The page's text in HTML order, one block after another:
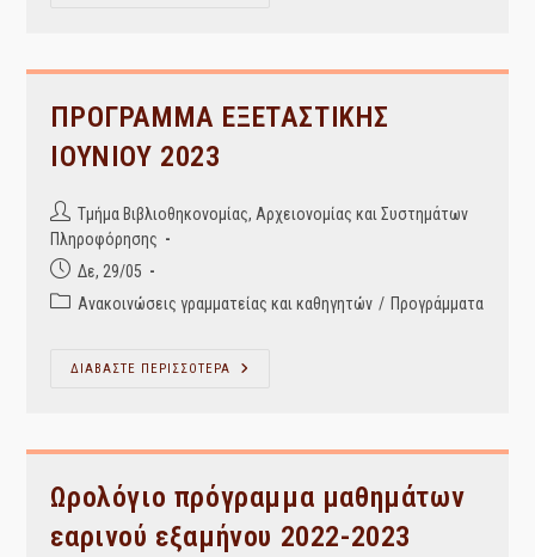
ΠΡΟΓΡΑΜΜΑ ΕΞΕΤΑΣΤΙΚΗΣ
ΙΟΥΝΙΟΥ 2023
Post
author:
Τμήμα Βιβλιοθηκονομίας, Αρχειονομίας και Συστημάτων
Πληροφόρησης
Post
published:
Δε, 29/05
PostΑνακοινώσεις γραμματείας και καθηγητών / Προγράμματα
ΔΙΑΒΑΣΤΕ ΠΕΡΙΣΣΟΤΕΡΑ
ΠΡΟΓΡΑΜΜΑ
Ωρολόγιο πρόγραμμα μαθημάτων
εαρινού εξαμήνου 2022-2023